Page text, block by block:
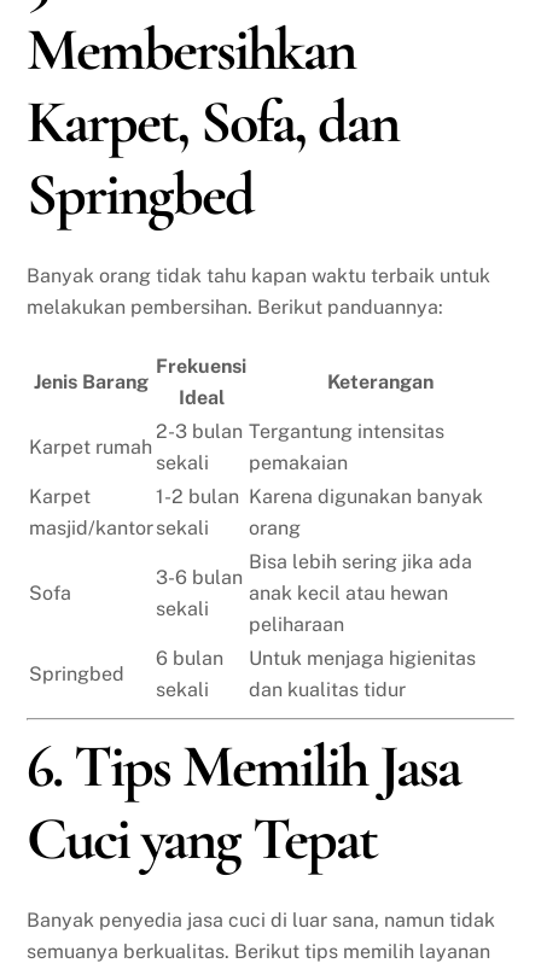
Membersihkan
Karpet, Sofa, dan
Springbed
Banyak orang tidak tahu kapan waktu terbaik untuk
melakukan pembersihan. Berikut panduannya:
Jenis Barang
Frekuensi
Ideal
Keterangan
Karpet rumah
2-3 bulan
sekali
Tergantung intensitas
pemakaian
Karpet
masjid/kantor
1-2 bulan
sekali
Karena digunakan banyak
orang
Sofa
3-6 bulan
sekali
Bisa lebih sering jika ada
anak kecil atau hewan
peliharaan
Springbed
6 bulan
sekali
Untuk menjaga higienitas
dan kualitas tidur
6. Tips Memilih Jasa
Cuci yang Tepat
Banyak penyedia jasa cuci di luar sana, namun tidak
semuanya berkualitas. Berikut tips memilih layanan